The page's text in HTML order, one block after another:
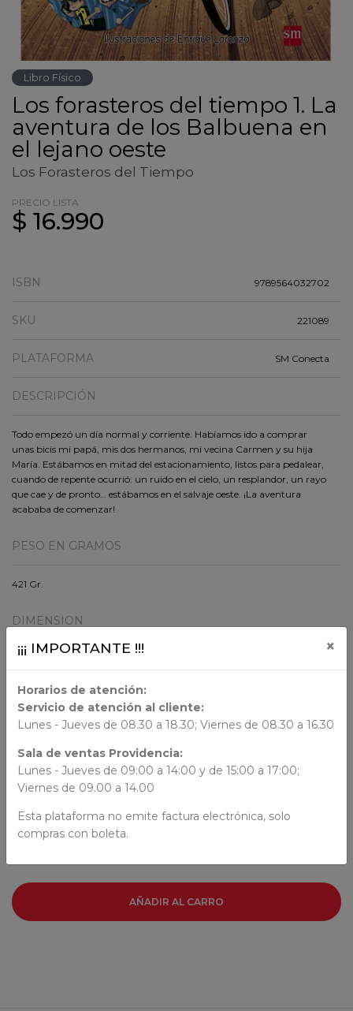
Libro Físico
Los forasteros del tiempo 1. La
aventura de los Balbuena en
el lejano oeste
Los Forasteros del Tiempo
PRECIO LISTA
$ 16.990
ISBN 9789564032702
SKU 221089
PLATAFORMA SM Conecta
DESCRIPCIÓN
Todo empezó un día normal y corriente. Habíamos ido a comprar
unas bicis mi papá, mis dos hermanos, mi vecina Carmen y su hija
María. Estábamos en mitad del estacionamiento, listos para pedalear,
cuando de repente ocurrió: un ruido en el cielo, un resplandor, un rayo
que cae y de pronto… estábamos en el salvaje oeste. ¡La aventura
acababa de comenzar!
PESO EN GRAMOS
421 Gr.
DIMENSION
21.7x15.5x2
ORIGEN
AUTORES
Roberto Santiago
AÑADIR AL CARRO
¡¡¡ IMPORTANTE !!! ×
Horarios de atención:
Servicio de atención al cliente:
Lunes - Jueves de 08.30 a 18.30; Viernes de 08.30 a 16.30
Sala de ventas Providencia:
Lunes - Jueves de 09:00 a 14:00 y de 15:00 a 17:00;
Viernes de 09.00 a 14.00
Esta plataforma no emite factura electrónica, solo
compras con boleta.